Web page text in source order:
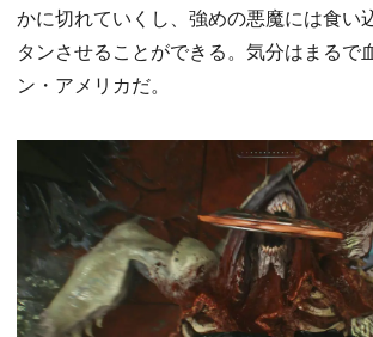
かに切れていくし、強めの悪魔には食い
タンさせることができる。気分はまるで
ン・アメリカだ。